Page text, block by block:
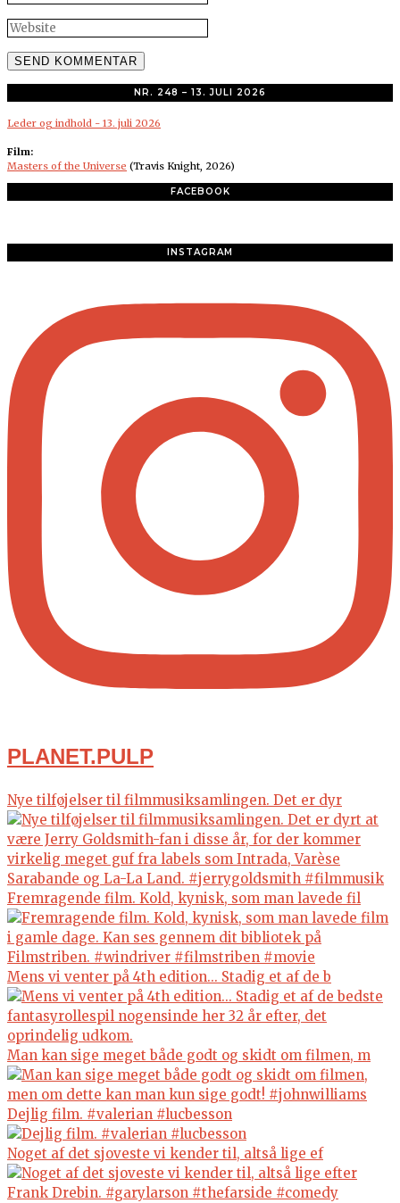
NR. 248 – 13. JULI 2026
Leder og indhold - 13. juli 2026
Film:
Masters of the Universe (Travis Knight, 2026)
FACEBOOK
INSTAGRAM
PLANET.PULP
Nye tilføjelser til filmmusiksamlingen. Det er dyr
Fremragende film. Kold, kynisk, som man lavede fil
Mens vi venter på 4th edition... Stadig et af de b
Man kan sige meget både godt og skidt om filmen, m
Dejlig film. #valerian #lucbesson
Noget af det sjoveste vi kender til, altså lige ef